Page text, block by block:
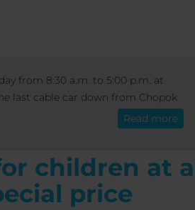
SPECIAL OFFERS
children at a
price
from 8:30 a.m. to 5:00 p.m. at
last cable car down from Chopok
Read more